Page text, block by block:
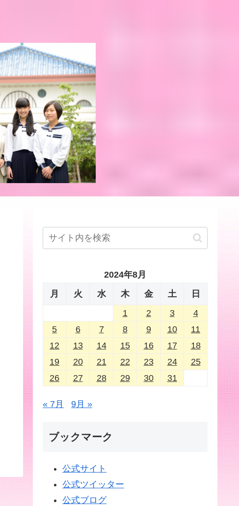
2024年8月
月
火 水 木 金 土
日
1
2 3
4
5
6 7 8 9 10
11
12
13 14 15 16 17
18
19
20 21 22 23 24
25
26
27 28 29 30 31
« 7月 9月 »
ブックマーク
公式サイト
公式ツイッター
公式ブログ